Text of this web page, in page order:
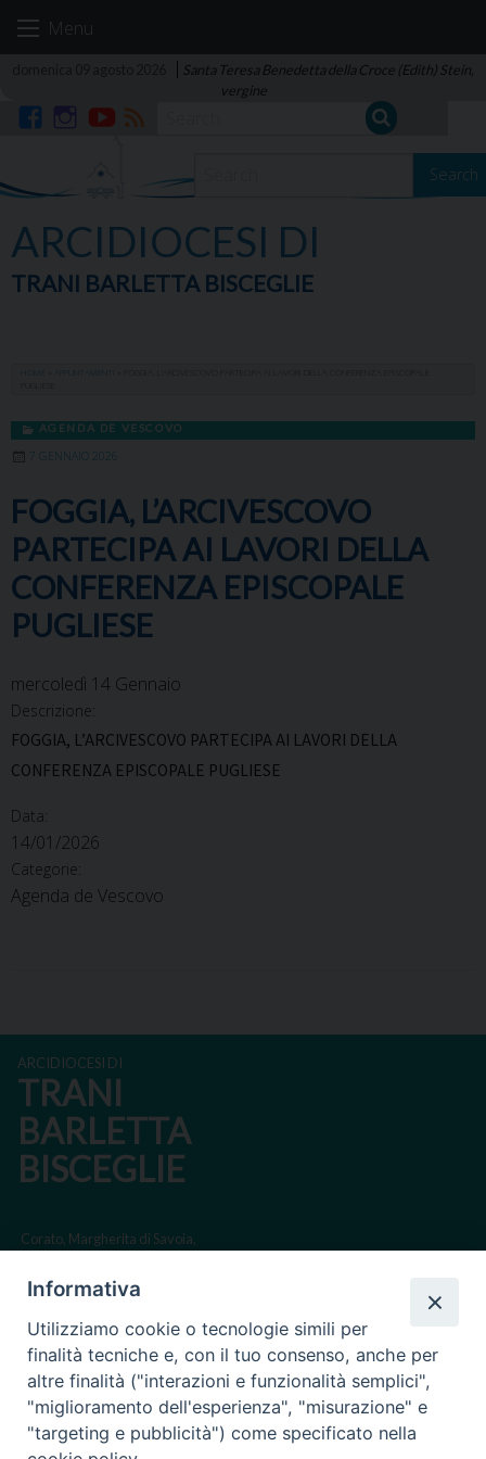
Menu
Santa Teresa Benedetta della Croce (Edith) Stein,
vergine
Search
ARCIDIOCESI DI
TRANI BARLETTA BISCEGLIE
AGENDA DE VESCOVO
7 GENNAIO 2026
FOGGIA, L’ARCIVESCOVO
PARTECIPA AI LAVORI DELLA
CONFERENZA EPISCOPALE
PUGLIESE
mercoledì 14 Gennaio
Descrizione:
FOGGIA, L’ARCIVESCOVO PARTECIPA AI LAVORI DELLA
CONFERENZA EPISCOPALE PUGLIESE
Data:
14/01/2026
Categorie:
Agenda de Vescovo
ARCIDIOCESI DI
TRANI
BARLETTA
BISCEGLIE
Corato, Margherita di Savoia,
Regione ecclesiastica Puglia
Via Beltrani, 9
76125 Trani BT
Centralino Tel. 0883 494211
Informativa
Utilizziamo cookie o tecnologie simili per
finalità tecniche e, con il tuo consenso, anche per
altre finalità ("interazioni e funzionalità semplici",
"miglioramento dell'esperienza", "misurazione" e
"targeting e pubblicità") come specificato nella